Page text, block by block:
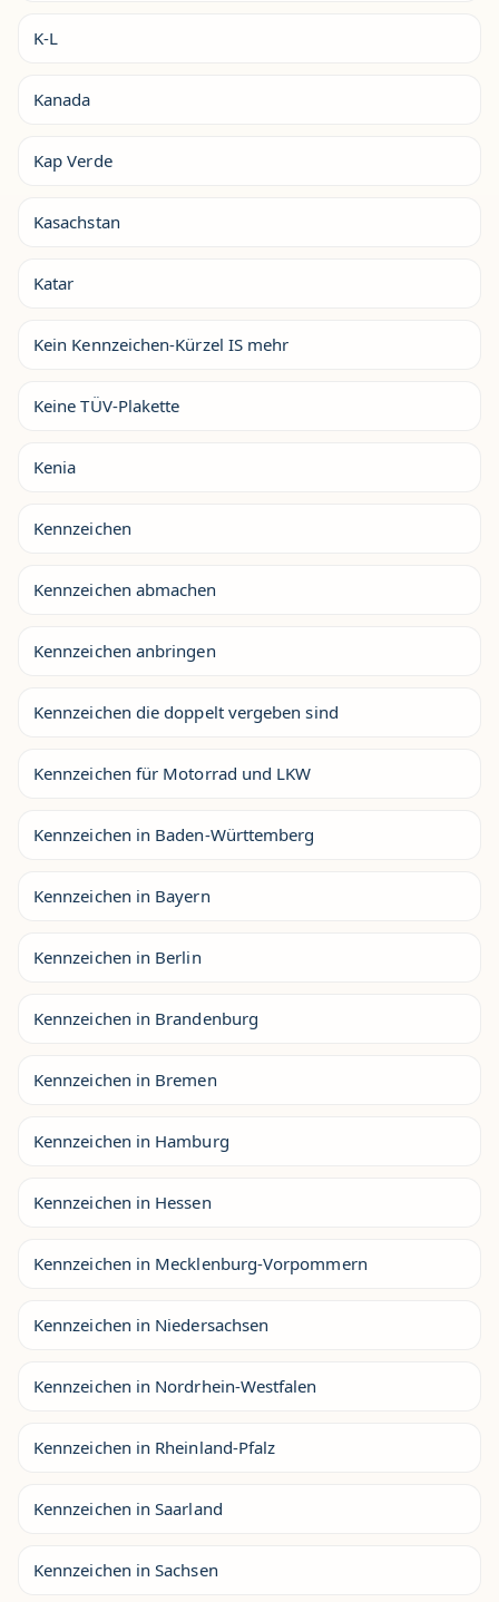
K-L
Kanada
Kap Verde
Kasachstan
Katar
Kein Kennzeichen-Kürzel IS mehr
Keine TÜV-Plakette
Kenia
Kennzeichen
Kennzeichen abmachen
Kennzeichen anbringen
Kennzeichen die doppelt vergeben sind
Kennzeichen für Motorrad und LKW
Kennzeichen in Baden-Württemberg
Kennzeichen in Bayern
Kennzeichen in Berlin
Kennzeichen in Brandenburg
Kennzeichen in Bremen
Kennzeichen in Hamburg
Kennzeichen in Hessen
Kennzeichen in Mecklenburg-Vorpommern
Kennzeichen in Niedersachsen
Kennzeichen in Nordrhein-Westfalen
Kennzeichen in Rheinland-Pfalz
Kennzeichen in Saarland
Kennzeichen in Sachsen